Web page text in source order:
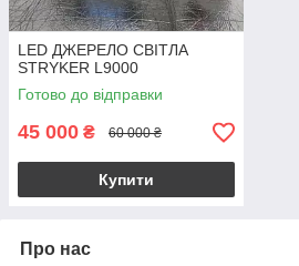
LED ДЖЕРЕЛО СВІТЛА
STRYKER L9000
Готово до відправки
45 000 ₴ 60 000 ₴
Купити
Про нас